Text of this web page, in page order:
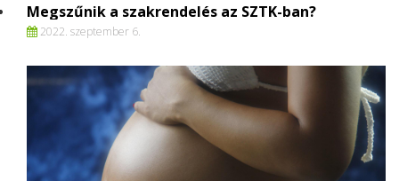
Megszűnik a szakrendelés az SZTK-ban?
2022. szeptember 6.